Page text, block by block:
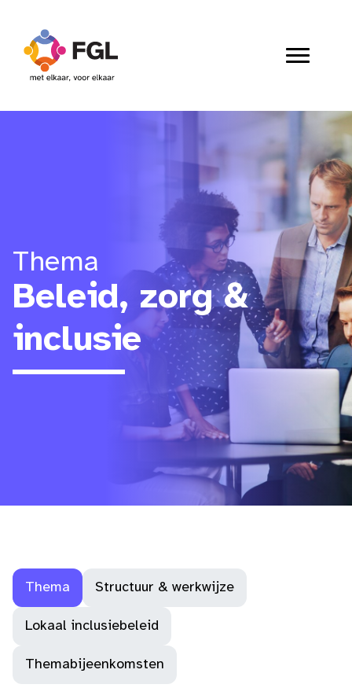
Thema
Beleid, zorg &
inclusie
Thema Structuur & werkwijze
Lokaal inclusiebeleid
Themabijeenkomsten